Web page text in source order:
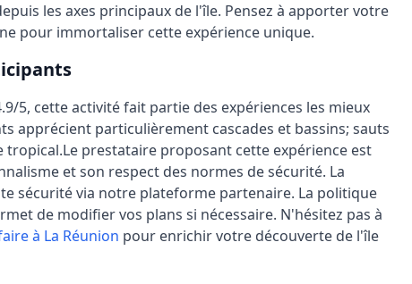
les axes principaux de l'île. Pensez à apporter votre
pour immortaliser cette expérience unique.
5, cette activité fait partie des expériences les mieux
apprécient particulièrement cascades et bassins; sauts
tropical.Le prestataire proposant cette expérience est
et son respect des normes de sécurité. La
sécurité via notre plateforme partenaire. La politique
de modifier vos plans si nécessaire. N'hésitez pas à
à La Réunion pour enrichir votre découverte de l'île